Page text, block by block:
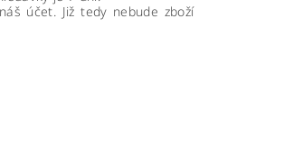
účet. Již tedy nebude zboží